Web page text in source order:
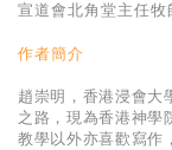
宣道會北角堂主任牧
作者簡介
趙崇明，香港浸會大
之路，現為香港神學
教學以外亦喜歡寫作